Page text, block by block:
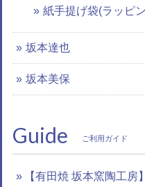
紙手提げ袋(ラッピ
坂本達也
坂本美保
Guide ご利用ガイド
【有田焼 坂本窯陶工